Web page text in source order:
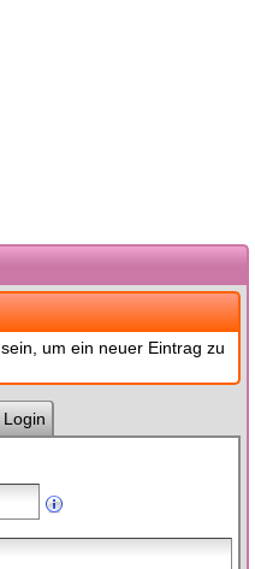
um ein neuer Eintrag zu
Login